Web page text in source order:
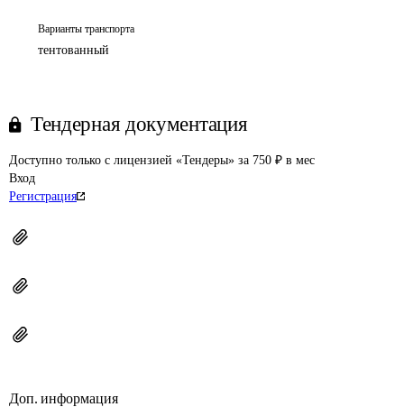
Варианты транспорта
тентованный
Тендерная документация
Доступно только с лицензией «Тендеры» за 750 ₽ в мес
Вход
Регистрация
Доп. информация